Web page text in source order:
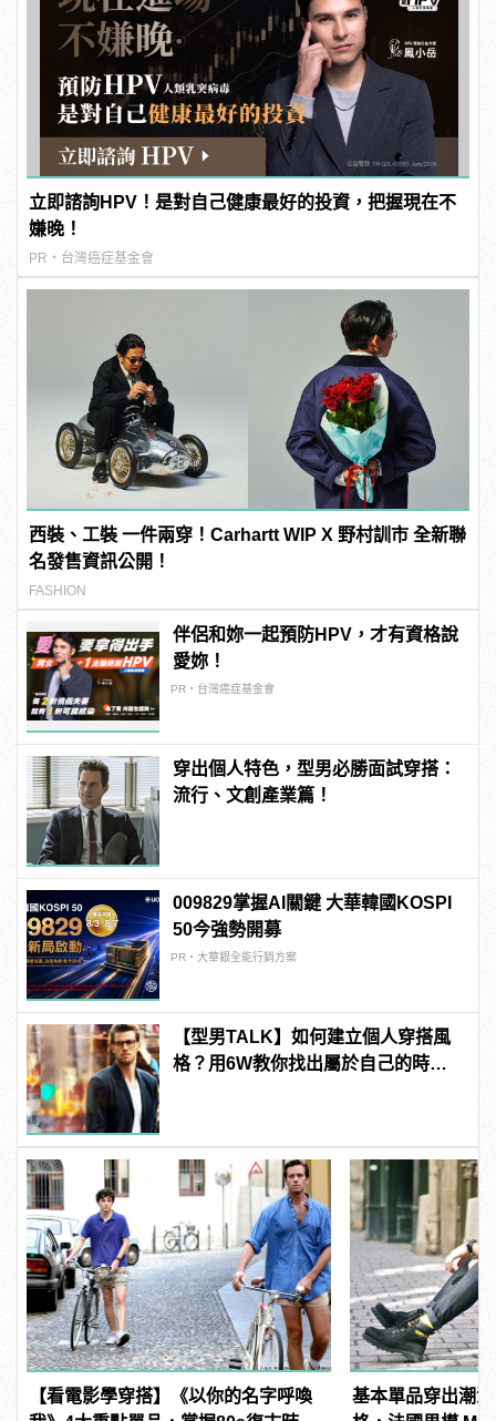
立即諮詢HPV！是對自己健康最好的投資，把握現在不
嫌晚！
PR・台灣癌症基金會
西裝、工裝 一件兩穿！Carhartt WIP X 野村訓市 全新聯
名發售資訊公開！
FASHION
伴侶和妳一起預防HPV，才有資格說
愛妳！
PR・台灣癌症基金會
穿出個人特色，型男必勝面試穿搭：
流行、文創產業篇！
009829掌握AI關鍵 大華韓國KOSPI
50今強勢開募
PR・大華銀全能行銷方案
【型男TALK】如何建立個人穿搭風
格？用6W教你找出屬於自己的時尚
【看電影學穿搭】《以你的名字呼喚
基本單品穿出潮